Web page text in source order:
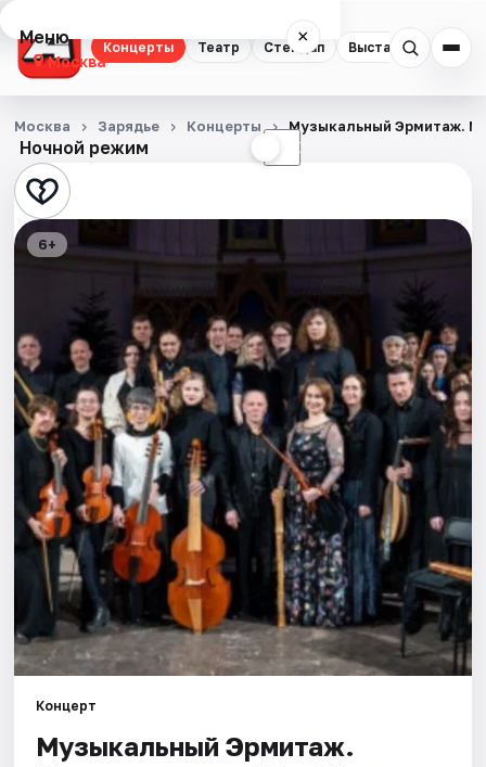
Концерты Театр Стендап Выставки
Меню ×
Москва
Концерты
Театр
Стендап
Квесты
Экскурсии
Спорт
События
Города
Площадки
Артисты
Ночной режим ☾
Москва Зарядье Концерты Музыкальный Эрмитаж.
6+
Концерт
Музыкальный Эрмитаж.